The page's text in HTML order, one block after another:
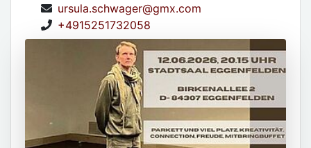
ursula.schwager@gmx.com
+4915251732058